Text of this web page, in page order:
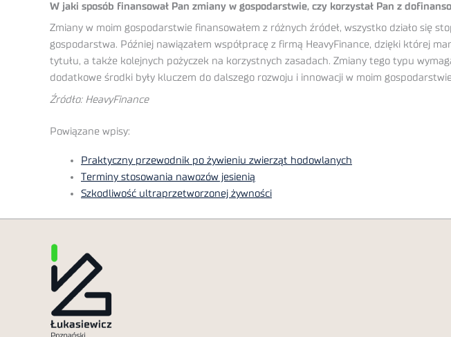
W jaki sposób finansował Pan zmiany w gospodarstwie, czy korzystał Pan z
Zmiany w moim gospodarstwie finansowałem z różnych źródeł, wszystko działo się
gospodarstwa. Później nawiązałem współpracę z firmą HeavyFinance, dzięki której
tytułu, a także kolejnych pożyczek na korzystnych zasadach. Zmiany tego typu
dodatkowe środki były kluczem do dalszego rozwoju i innowacji w moim
Źródło: HeavyFinance
Powiązane wpisy:
Praktyczny przewodnik po żywieniu zwierząt hodowlanych
Terminy stosowania nawozów jesienią
Szkodliwość ultraprzetworzonej żywności